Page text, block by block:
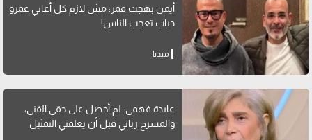
أيمن بهجت قمر: مش لازم كل أغاني عمرو
دياب تعجب الناس!
ميديا
عايدة فهمي: لم أحصل على حقي الفني،
والمسرح رباني قبل أن يعلمني التمثيل